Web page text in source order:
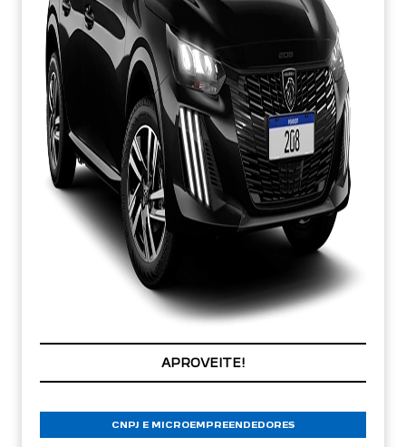
APROVEITE!
CNPJ E MICROEMPREENDEDORES